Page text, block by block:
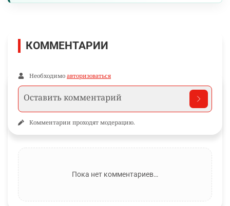
КОММЕНТАРИИ
Необходимо авторизоваться
Комментарии проходят модерацию.
Пока нет комментариев…